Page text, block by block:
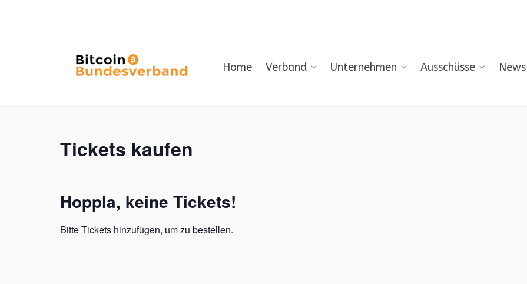
Home Verband Unternehmen Ausschüsse News
Tickets kaufen
Hoppla, keine Tickets!
Bitte Tickets hinzufügen, um zu bestellen.